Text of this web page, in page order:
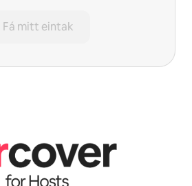
Fá mitt eintak